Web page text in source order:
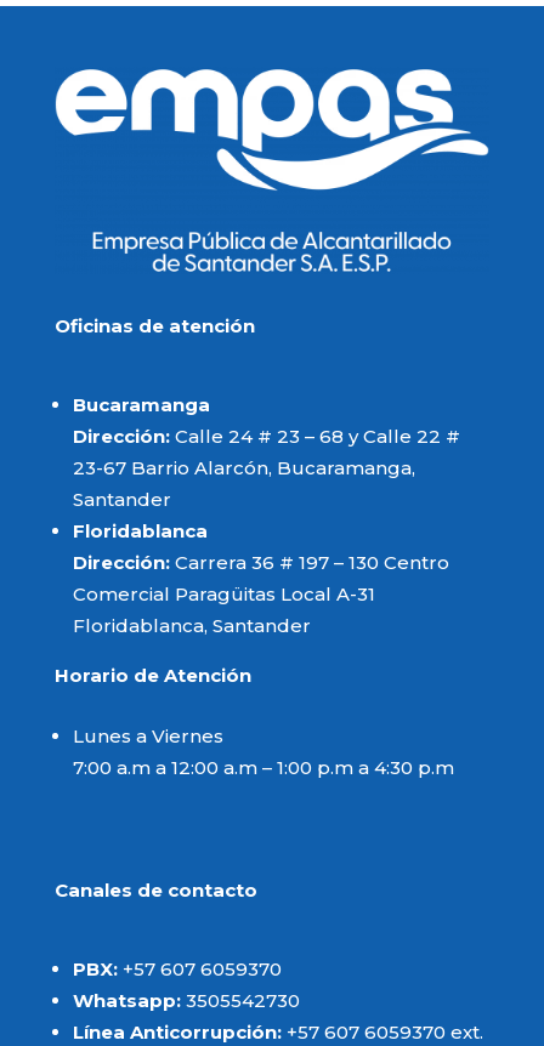
Oficinas de atención
Bucaramanga
Dirección: Calle 24 # 23 – 68 y Calle 22 #
23-67 Barrio Alarcón, Bucaramanga,
Santander
Floridablanca
Dirección: Carrera 36 # 197 – 130 Centro
Comercial Paragüitas Local A-31
Floridablanca, Santander
Horario de Atención
Lunes a Viernes
7:00 a.m a 12:00 a.m – 1:00 p.m a 4:30 p.m
Canales de contacto
PBX:+57 607 6059370
Whatsapp:3505542730
Línea Anticorrupción:+57 607 6059370 ext.